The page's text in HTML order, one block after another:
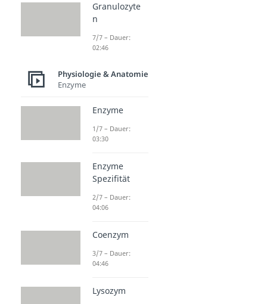
Granulozyte
n
7/7 – Dauer:
02:46
Physiologie & Anatomie
Enzyme
Enzyme
1/7 – Dauer:
03:30
Enzyme
Spezifität
2/7 – Dauer:
04:06
Coenzym
3/7 – Dauer:
04:46
Lysozym